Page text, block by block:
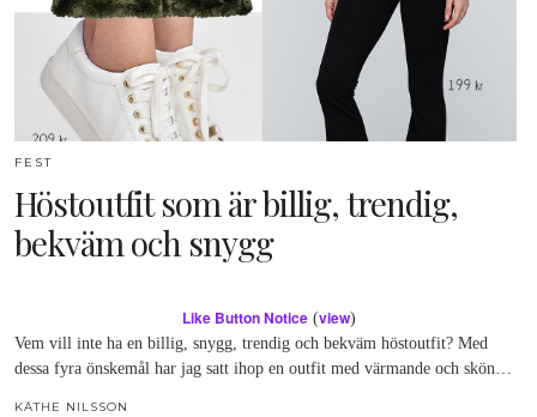
FEST
Höstoutfit som är billig, trendig,
bekväm och snygg
Like Button Notice(view)
Vem vill inte ha en billig, snygg, trendig och bekväm höstoutfit? Med
dessa fyra önskemål har jag satt ihop en outfit med värmande och skön…
KÄTHE NILSSON